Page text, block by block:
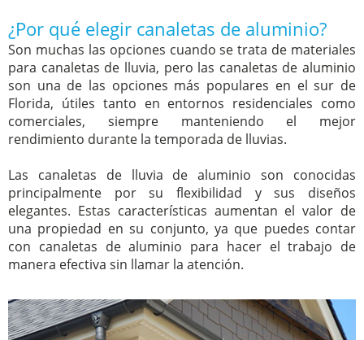
¿Por qué elegir canaletas de aluminio?
Son muchas las opciones cuando se trata de materiales
para canaletas de lluvia, pero las canaletas de aluminio
son una de las opciones más populares en el sur de
Florida, útiles tanto en entornos residenciales como
comerciales, siempre manteniendo el mejor
rendimiento durante la temporada de lluvias.
Las canaletas de lluvia de aluminio son conocidas
principalmente por su flexibilidad y sus diseños
elegantes. Estas características aumentan el valor de
una propiedad en su conjunto, ya que puedes contar
con canaletas de aluminio para hacer el trabajo de
manera efectiva sin llamar la atención.